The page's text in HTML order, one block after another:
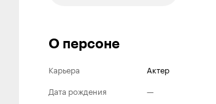
О персоне
Карьера
Актер
Дата рождения
—